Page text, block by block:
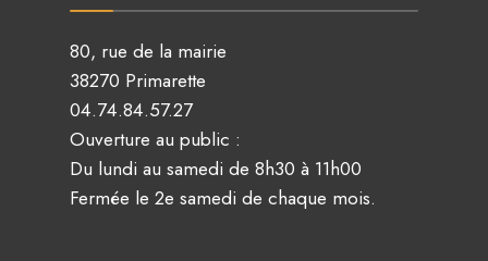
80, rue de la mairie
38270 Primarette
04.74.84.57.27
Ouverture au public :
Du lundi au samedi de 8h30 à 11h00
Fermée le 2e samedi de chaque mois.